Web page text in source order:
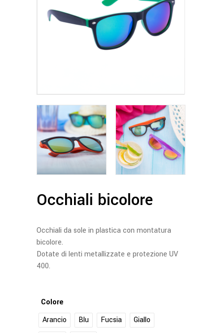
Occhiali bicolore
Occhiali da sole in plastica con montatura
bicolore.
Dotate di lenti metallizzate e protezione UV
400.
Colore
Arancio
Blu Fucsia
Giallo